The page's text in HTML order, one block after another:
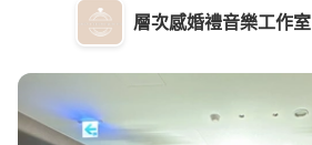
層次感婚禮音樂工作室